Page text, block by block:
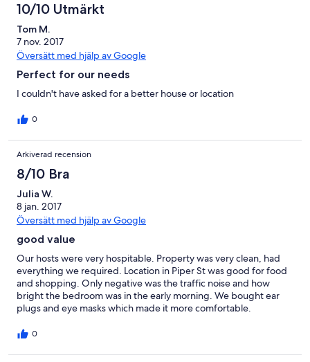
10/10 Utmärkt
Tom M.
7 nov. 2017
Översätt med hjälp av Google
Perfect for our needs
I couldn't have asked for a better house or location
0
Arkiverad recension
8/10 Bra
Julia W.
8 jan. 2017
Översätt med hjälp av Google
good value
Our hosts were very hospitable. Property was very clean, had
everything we required. Location in Piper St was good for food
and shopping. Only negative was the traffic noise and how
bright the bedroom was in the early morning. We bought ear
plugs and eye masks which made it more comfortable.
0